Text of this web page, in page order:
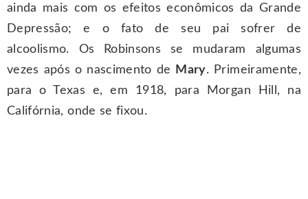
ainda mais com os efeitos econômicos da Grande
Depressão; e o fato de seu pai sofrer de
alcoolismo. Os Robinsons se mudaram algumas
vezes após o nascimento de
Mary. Primeiramente,
para o Texas e, em 1918, para Morgan Hill, na
Califórnia, onde se fixou.